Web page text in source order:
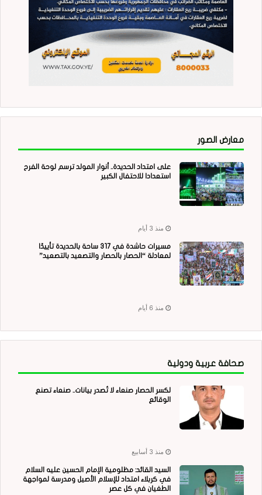
معارض الصور
على امتداد الحديدة.. أنوار المولد ترسم لوحة الفرح
استعدادا للاحتفال الكبير
منذ 3 أيام
مسيرات حاشدة في 317 ساحة بالحديدة تأييدًا
لمعادلة “الحصار بالحصار والتصعيد بالتصعيد”
منذ 6 أيام
صحافة عربية ودولية
لكسر الحصار صنعاء لا تُصدر بيانات.. صنعاء تصنع
الوقائع
منذ 3 أسابيع
السيد القائد: مظلومية الإمام الحسين عليه السلام
في كربلاء امتداد للإسلام الأصيل ومدرسة لمواجهة
الطغيان في كل عصر